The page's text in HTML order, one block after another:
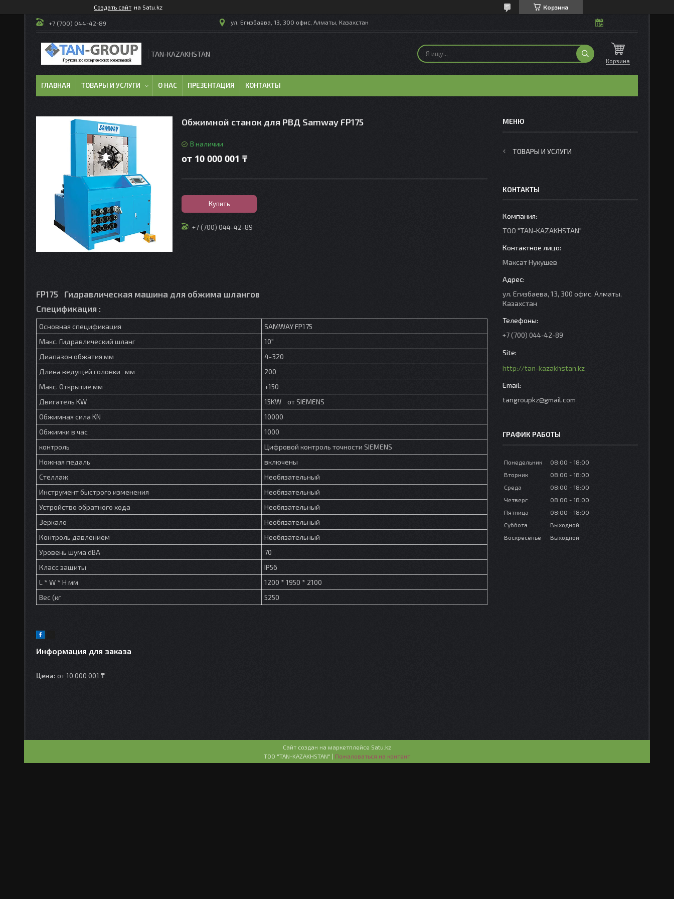
Создать сайт на Satu.kz Корзина
+7 (700) 044-42-89 ул. Егизбаева, 13, 300 офис, Алматы, Казахстан
TAN-KAZAKHSTAN
Корзина
ГЛАВНАЯ ТОВАРЫ И УСЛУГИ О НАС ПРЕЗЕНТАЦИЯ КОНТАКТЫ
Обжимной станок для РВД Samway FP175
В наличии
от 10 000 001 ₸
Купить
+7 (700) 044-42-89
FP175 Гидравлическая машина для обжима шлангов
Спецификация :
Основная спецификация
SAMWAY FP175
Макс. Гидравлический шланг
10"
Диапазон обжатия мм
4-320
Длина ведущей головки мм
200
Макс. Открытие мм
+150
Двигатель KW
15KW от SIEMENS
Обжимная сила KN
10000
Обжимки в час
1000
контроль
Цифровой контроль точности SIEMENS
Ножная педаль
включены
Стеллаж
Необязательный
Инструмент быстрого изменения
Необязательный
Устройство обратного хода
Необязательный
Зеркало
Необязательный
Контроль давлением
Необязательный
Уровень шума dBA
70
Класс защиты
IP56
L * W * H мм
1200 * 1950 * 2100
Вес (кг
5250
Информация для заказа
Цена: от 10 000 001 ₸
ТОВАРЫ И УСЛУГИ
КОНТАКТЫ
ТОО "TAN-KAZAKHSTAN"
Максат Нукушев
ул. Егизбаева, 13, 300 офис, Алматы,
Казахстан
+7 (700) 044-42-89
http://tan-kazakhstan.kz
tangroupkz@gmail.com
ГРАФИК РАБОТЫ
Понедельник 08:00
18:00
Вторник
08:00
18:00
Среда
08:00
18:00
Четверг
08:00
18:00
Пятница
08:00
18:00
Суббота
Выходной
Воскресенье
Выходной
Сайт создан на маркетплейсе Satu.kz
ТОО "TAN-KAZAKHSTAN" | Пожаловаться на контент